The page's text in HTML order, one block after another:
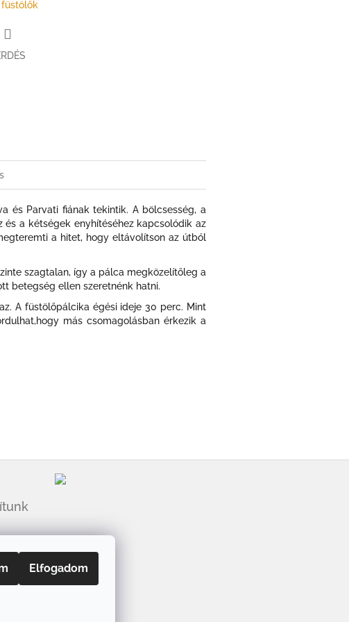
Elfogadom
füstölők
és Parvati fiának tekintik. A bölcsesség, a
és a kétségek enyhítéséhez kapcsolódik az
a hitet, hogy eltávolítson az útból
szagtalan, így a pálca megközelítőleg a
betegség ellen szeretnénk hatni.
A füstölőpálcika égési ideje 30 perc. Mint
más csomagolásban érkezik a